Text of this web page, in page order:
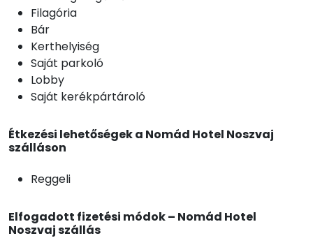
Filagória
Bár
Kerthelyiség
Saját parkoló
Lobby
Saját kerékpártároló
Étkezési lehetőségek a Nomád Hotel Noszvaj
szálláson
Reggeli
Elfogadott fizetési módok – Nomád Hotel
Noszvaj szállás